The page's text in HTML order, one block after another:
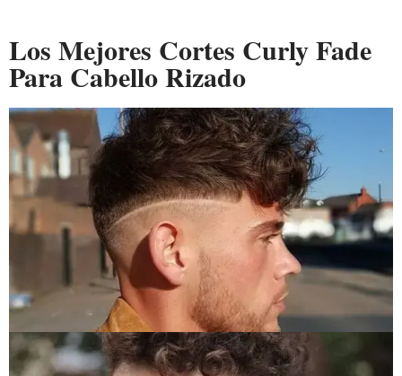
Los Mejores Cortes Curly Fade
Para Cabello Rizado